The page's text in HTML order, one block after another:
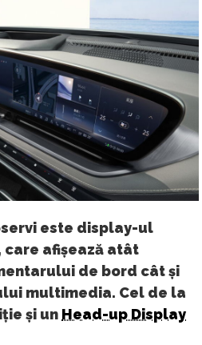
este display-ul
care afișează atât
de bord cât și
multimedia. Cel de la
și un Head-up Display